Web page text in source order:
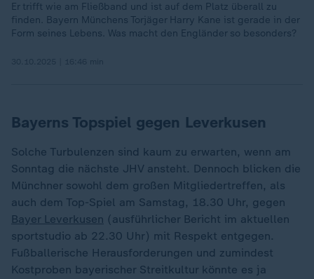
Er trifft wie am Fließband und ist auf dem Platz überall zu
finden. Bayern Münchens Torjäger Harry Kane ist gerade in der
Form seines Lebens. Was macht den Engländer so besonders?
Bayerns Topspiel gegen Leverkusen
Solche Turbulenzen sind kaum zu erwarten, wenn am
Sonntag die nächste JHV ansteht. Dennoch blicken die
Münchner sowohl dem großen Mitgliedertreffen, als
auch dem Top-Spiel am Samstag, 18.30 Uhr, gegen
Bayer Leverkusen (ausführlicher Bericht im aktuellen
sportstudio ab 22.30 Uhr) mit Respekt entgegen.
Fußballerische Herausforderungen und zumindest
Kostproben bayerischer Streitkultur könnte es ja